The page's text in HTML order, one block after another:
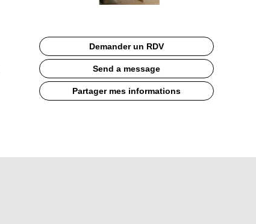
Demander un RDV
Send a message
Partager mes informations